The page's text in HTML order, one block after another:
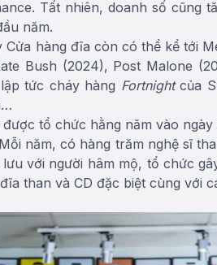
Tất nhiên, doanh số cũng
năm.
Cửa hàng đĩa còn có thể kể tới
Bush (2024), Post Malone
tức cháy hàng Fortnightcủa
tổ chức hằng năm vào
năm, có hàng trăm nghệ sĩ
lưu với người hâm mộ, tổ chức
than và CD đặc biệt cùng với